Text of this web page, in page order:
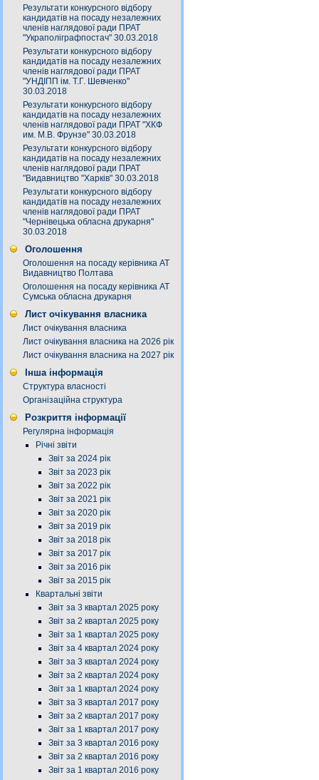
Результати конкурсного відбору
кандидатів на посаду незалежних
членів наглядової ради ПРАТ
"Украполіграфпостач" 30.03.2018
Результати конкурсного відбору
кандидатів на посаду незалежних
членів наглядової ради ПРАТ
"УНДІПП ім. Т.Г. Шевченко"
30.03.2018
Результати конкурсного відбору
кандидатів на посаду незалежних
членів наглядової ради ПРАТ "ХКФ
им. М.В. Фрунзе" 30.03.2018
Результати конкурсного відбору
кандидатів на посаду незалежних
членів наглядової ради ПРАТ
"Видавництво "Харків" 30.03.2018
Результати конкурсного відбору
кандидатів на посаду незалежних
членів наглядової ради ПРАТ
"Чернівецька обласна друкарня"
30.03.2018
Оголошення
Оголошення на посаду керівника АТ
Видавництво Полтава
Оголошення на посаду керівника АТ
Сумська обласна друкарня
Лист очікування власника
Лист очікування власника
Лист очікування власника на 2026 рік
Лист очікування власника на 2027 рік
Інша інформація
Структура власності
Організаційна структура
Розкриття інформації
Регулярна інформація
Річні звіти
Звіт за 2024 рік
Звіт за 2023 рік
Звіт за 2022 рік
Звіт за 2021 рік
Звіт за 2020 рік
Звіт за 2019 рік
Звіт за 2018 рік
Звіт за 2017 рік
Звіт за 2016 рік
Звіт за 2015 рік
Квартальні звіти
Звіт за 3 квартал 2025 року
Звіт за 2 квартал 2025 року
Звіт за 1 квартал 2025 року
Звіт за 4 квартал 2024 року
Звіт за 3 квартал 2024 року
Звіт за 2 квартал 2024 року
Звіт за 1 квартал 2024 року
Звіт за 3 квартал 2017 року
Звіт за 2 квартал 2017 року
Звіт за 1 квартал 2017 року
Звіт за 3 квартал 2016 року
Звіт за 2 квартал 2016 року
Звіт за 1 квартал 2016 року